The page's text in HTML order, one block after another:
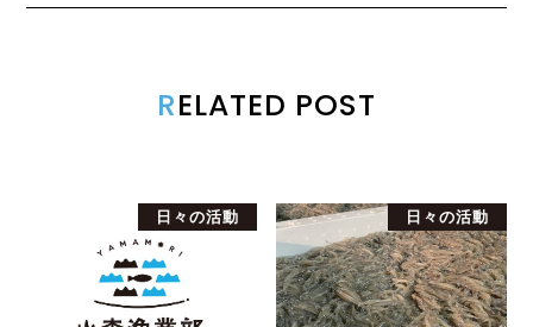
RELATED POST
日々の活動 日々の活動